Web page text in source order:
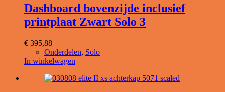
Dashboard bovenzijde inclusief
printplaat Zwart Solo 3
€ 395,88
Onderdelen, Solo
In winkelwagen